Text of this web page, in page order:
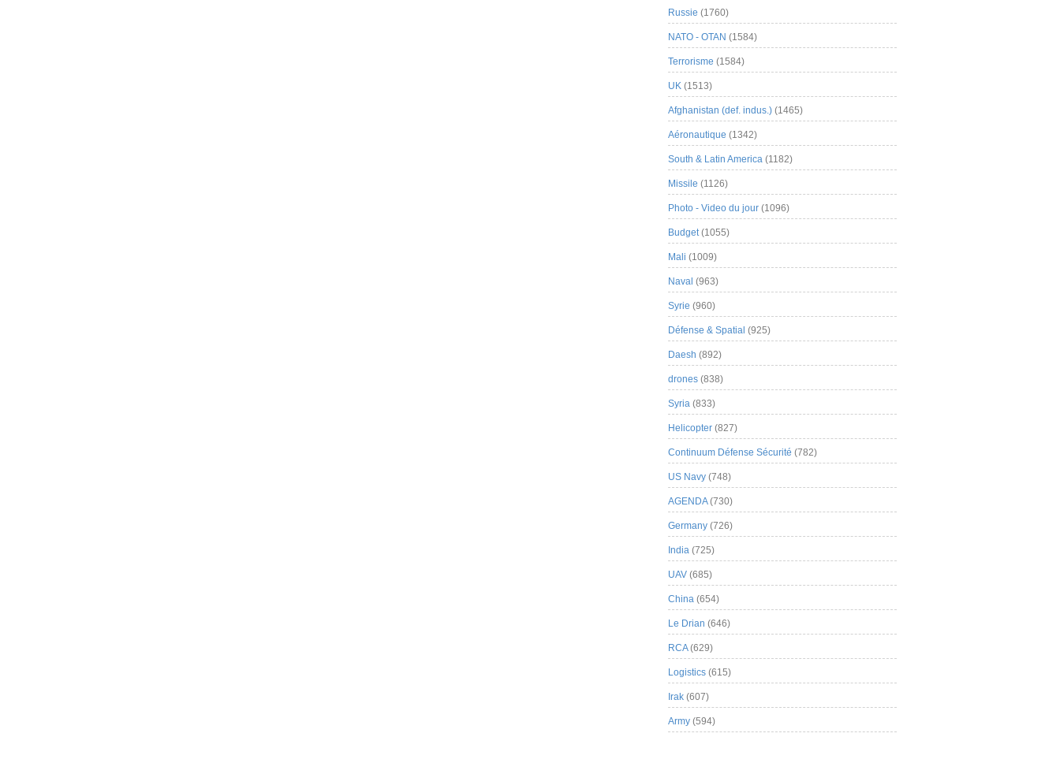
Russie (1760)
NATO - OTAN (1584)
Terrorisme (1584)
UK (1513)
Afghanistan (def. indus.) (1465)
Aéronautique (1342)
South & Latin America (1182)
Missile (1126)
Photo - Video du jour (1096)
Budget(1055)
Mali (1009)
Naval (963)
Syrie (960)
Défense & Spatial (925)
Daesh (892)
drones (838)
Syria (833)
Helicopter (827)
Continuum Défense Sécurité (782)
US Navy (748)
AGENDA(730)
Germany (726)
India (725)
UAV (685)
China (654)
Le Drian (646)
RCA(629)
Logistics (615)
Irak (607)
Army (594)